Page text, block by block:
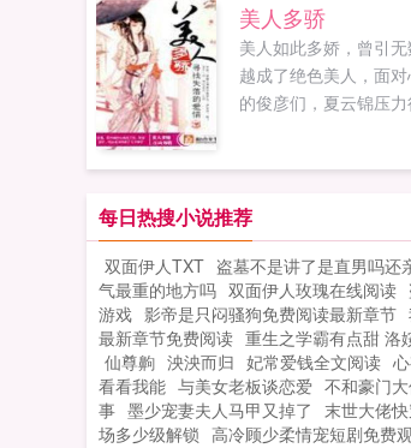
生的人类，竟如此强大
们三，想办法把他搞
接破防？？让我们整
开玩笑呢？这等人才，
地球星，不过是一个
打败琪琳我的枪法，只
压！那就是你鹤熙她
我也想看看，有什么奇
别人不一样我似乎见
弹！华烨卡尔，我叼
说，这狗屁星球有这
我？如果您喜欢超神
记分享给朋友...
美人多骄
美人如此多娇，曾引
越成了绝色美人，面
的俊彦们，夏云锦压
每日热搜小说推荐
双面伊人TXT 盗墓不是讲了是直男吗还
气最重的地方吗 双面伊人玫瑰在线阅读
游戏 影帝是只闷骚狗免费阅读最新章节
最新章节免费阅读 重生之学霸有点甜 洛
仙尊齁 泱泱而归 妃常爱钱全文阅读
看看我能 与美女老板谈恋爱 不和豪门
事 墨少宠妻夫人马甲又掉了 末世大佬
场多少级解锁 高冷顾少柔情宠短剧免费